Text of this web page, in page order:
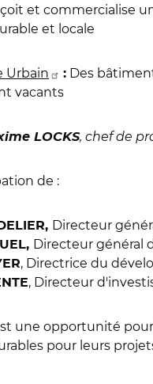
et commercialise
et locale
Urbain : Des
vacants
LOCKS, chef de
de :
Directeur
Directeur général
, Directrice du
, Directeur
une opportunité
pour leurs